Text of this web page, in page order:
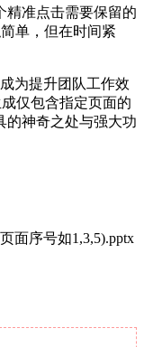
精准点击需要保留的
单，但在时间紧
为提升团队工作效
仅包含指定页面的
的神奇之处与强大功
面序号如1,3,5).pptx